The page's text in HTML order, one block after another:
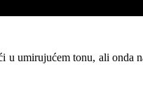
u umirujućem tonu, ali